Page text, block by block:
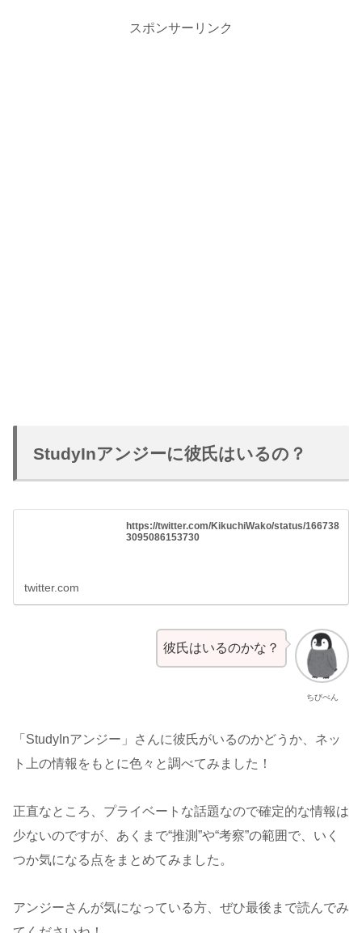
スポンサーリンク
StudyInアンジーに彼氏はいるの？
https://twitter.com/KikuchiWako/status/166738
3095086153730
twitter.com
ちびぺん
彼氏はいるのかな？
「StudyInアンジー」さんに彼氏がいるのかどうか、ネッ
ト上の情報をもとに色々と調べてみました！
正直なところ、プライベートな話題なので確定的な情報は
少ないのですが、あくまで“推測”や“考察”の範囲で、いく
つか気になる点をまとめてみました。
アンジーさんが気になっている方、ぜひ最後まで読んでみ